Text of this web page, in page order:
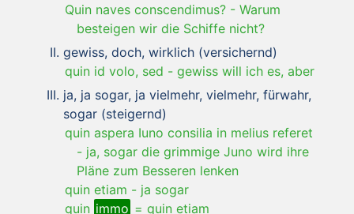
Quin naves conscendimus? - Warum
besteigen wir die Schiffe nicht?
gewiss, doch, wirklich (versichernd)
quin id volo, sed - gewiss will ich es, aber
ja, ja sogar, ja vielmehr, vielmehr, fürwahr,
sogar (steigernd)
quin aspera Iuno consilia in melius referet
- ja, sogar die grimmige Juno wird ihre
Pläne zum Besseren lenken
quin etiam - ja sogar
quin immo = quin etiam